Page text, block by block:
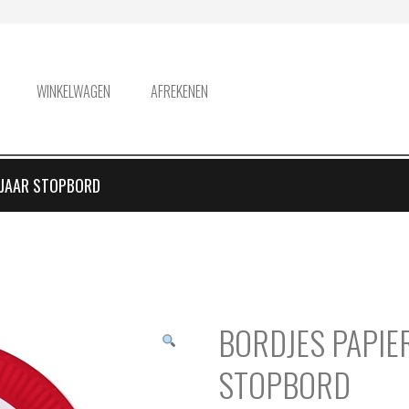
WINKELWAGEN AFREKENEN
STOPBORD
BORDJES
STOPBORD